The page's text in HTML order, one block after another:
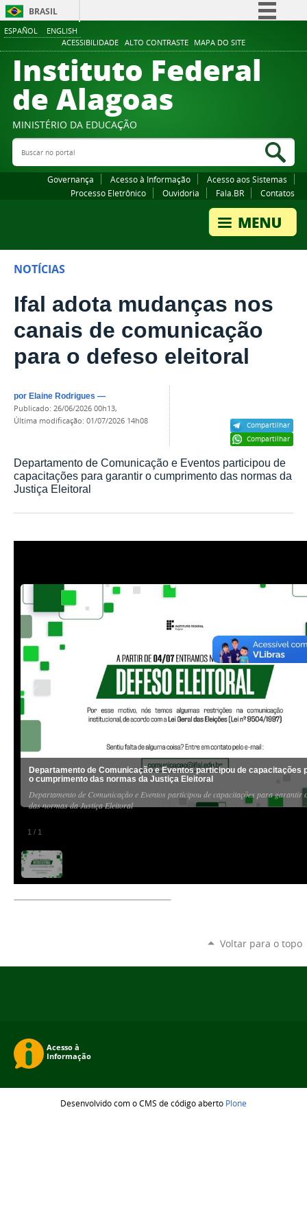
ESPAÑOL ENGLISH
ACESSIBILIDADE ALTO CONTRASTE MAPA DO SITE
BRASIL
Comunica BR
Participe
Canais
Instituto Federal
de Alagoas
MINISTÉRIO DA EDUCAÇÃO
Buscar no portal
Governança Acesso à Informação
Acesso aos Sistemas
Processo Eletrônico
Ouvidoria Fala.BR Contatos
NOTÍCIAS
Ifal adota mudanças nos
canais de comunicação
para o defeso eleitoral
Compartilhar
Compartilhar
por Elaine Rodrigues —
publicado: 26/06/2026 00h13,
última modificação: 01/07/2026 14h08
Departamento de Comunicação e Eventos participou de
capacitações para garantir o cumprimento das normas da
Justiça Eleitoral
1 / 1
Departamento de Comunicação e Eventos participou de capacitações
o cumprimento das normas da Justiça Eleitoral
Departamento de Comunicação e Eventos participou de capacitações para garantir
das normas da Justiça Eleitoral
Voltar para o topo
Desenvolvido com o CMS de código aberto Plone